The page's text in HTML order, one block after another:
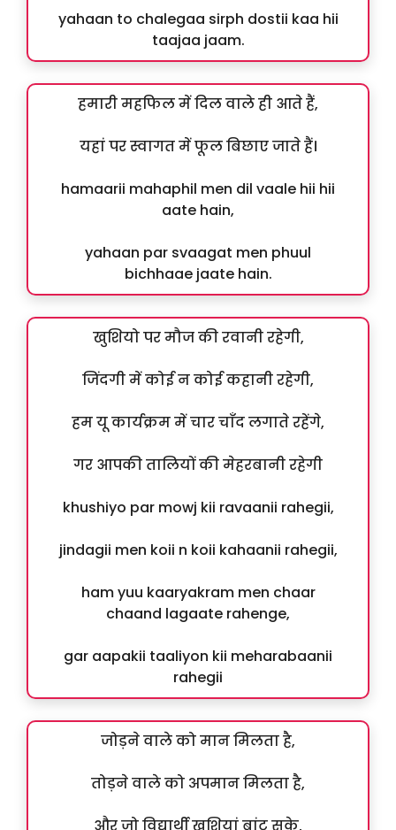
yahaan to chalegaa sirph dostii kaa hii
taajaa jaam.
हमारी महफिल में दिल वाले ही आते हैं,
यहां पर स्वागत में फूल बिछाए जाते हैं।
hamaarii mahaphil men dil vaale hii hii
aate hain,
yahaan par svaagat men phuul
bichhaae jaate hain.
खुशियो पर मौज की रवानी रहेगी,
जिंदगी में कोई न कोई कहानी रहेगी,
हम यू कार्यक्रम में चार चाँद लगाते रहेंगे,
गर आपकी तालियों की मेहरबानी रहेगी
khushiyo par mowj kii ravaanii rahegii,
jindagii men koii n koii kahaanii rahegii,
ham yuu kaaryakram men chaar
chaand lagaate rahenge,
gar aapakii taaliyon kii meharabaanii
rahegii
जोड़ने वाले को मान मिलता है,
तोड़ने वाले को अपमान मिलता है,